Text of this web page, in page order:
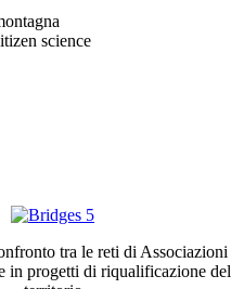
science
tra le reti di Associazioni
in progetti di riqualificazione del